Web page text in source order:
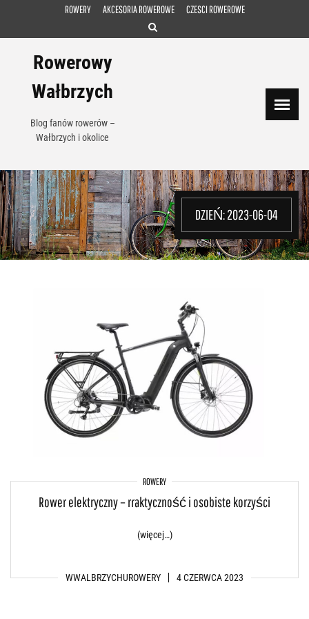
ROWERY AKCESORIA ROWEROWE CZESCI ROWEROWE
Rowerowy
Wałbrzych
Blog fanów rowerów –
Wałbrzych i okolice
DZIEŃ:2023-06-04
ROWERY
Rower elektryczny – rraktyczność i osobiste korzyści
WWALBRZYCHUROWERY 4 CZERWCA 2023
(więcej…)